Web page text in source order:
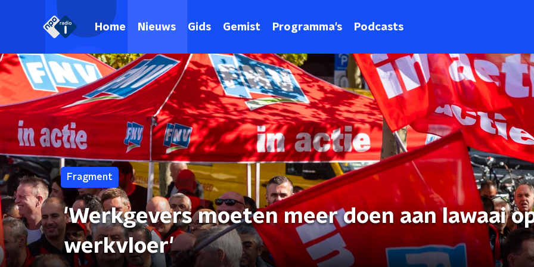
Home Nieuws Gids Gemist Programma's Podcasts
Fragment
'Werkgevers moeten meer doen aan lawaai
werkvloer'